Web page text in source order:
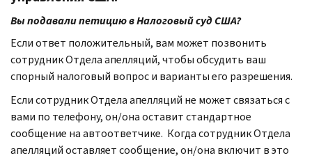
Вы подавали петицию в Налоговый суд США?
Если ответ положительный, вам может позвонить
сотрудник Отдела апелляций, чтобы обсудить ваш
спорный налоговый вопрос и варианты его разрешения.
Если сотрудник Отдела апелляций не может связаться с
вами по телефону, он/она оставит стандартное
сообщение на автоответчике. Когда сотрудник Отдела
апелляций оставляет сообщение, он/она включит в это